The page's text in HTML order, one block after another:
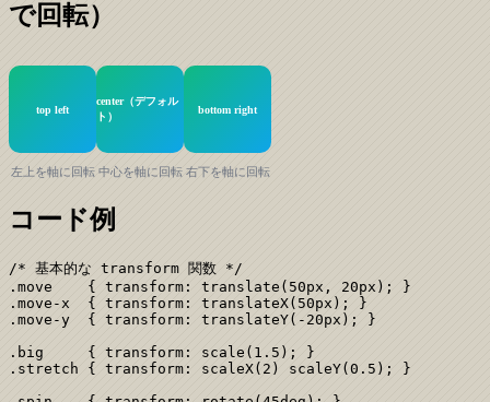
で回転）
top left
左上を軸に回転
center（デフォル
ト）
中心を軸に回転
bottom right
右下を軸に回転
コード例
/* 基本的な transform 関数 */
.move    { transform: translate(50px, 20px); }
.move-x  { transform: translateX(50px); }
.move-y  { transform: translateY(-20px); }
.big     { transform: scale(1.5); }
.stretch { transform: scaleX(2) scaleY(0.5); }